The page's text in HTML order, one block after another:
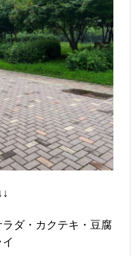
ダ・カクテキ・豆腐